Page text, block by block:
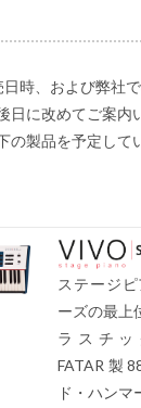
時、および弊社
日に改めてご案内
製品を予定して
ステージ
ーズの最上
ラスチッ
FATAR製
ド・ハンマ